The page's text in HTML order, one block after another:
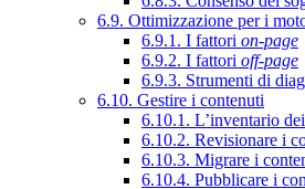
6.9. Ottimizzazione per i
6.9.1. I fattori on-page
6.9.2. I fattori off-page
6.9.3. Strumenti di
6.10. Gestire i contenuti
6.10.1. L’inventario
6.10.2. Revisionare i
6.10.3. Migrare i
6.10.4. Pubblicare i